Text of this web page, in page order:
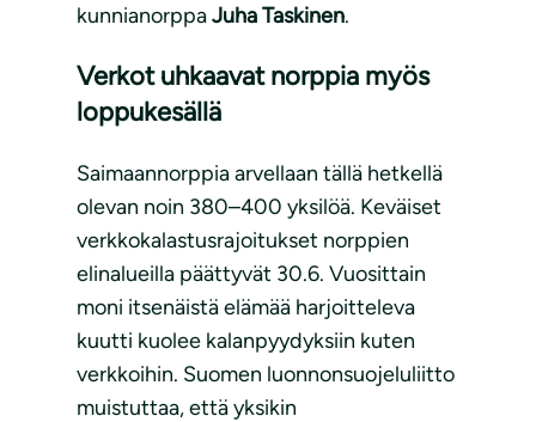
kunnianorppaJuha Taskinen.
Verkot uhkaavat norppia myös
loppukesällä
Saimaannorppia arvellaan tällä hetkellä
olevan noin 380–400 yksilöä. Keväiset
verkkokalastusrajoitukset norppien
elinalueilla päättyvät 30.6. Vuosittain
moni itsenäistä elämää harjoitteleva
kuutti kuolee kalanpyydyksiin kuten
verkkoihin. Suomen luonnonsuojeluliitto
muistuttaa, että yksikin